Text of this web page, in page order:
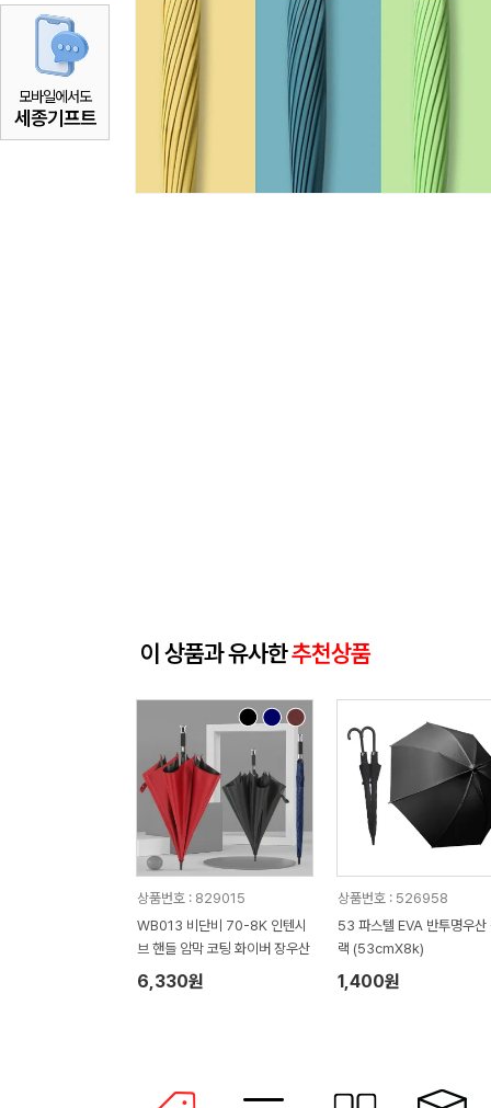
모바일에서도
세종기프트
이 상품과 유사한추천상품
상품번호 : 829015
WB013 비단비 70-8K 인텐시
브 핸들 암막 코팅 화이버 장우산
6,330원
상품번호 : 526958
53 파스텔 EVA 반투명우산
랙 (53cmX8k)
1,400원